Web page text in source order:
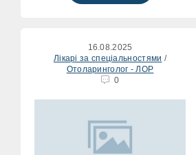
16.08.2025
Лікарі за спеціальностями /
Отоларинголог - ЛОР
0